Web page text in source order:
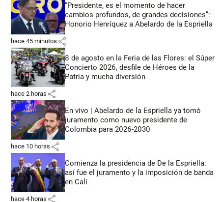
“Presidente, es el momento de hacer
cambios profundos, de grandes decisiones”:
Honorio Henríquez a Abelardo de la Espriella
hace 45 minutos share
8 de agosto en la Feria de las Flores: el Súper
Concierto 2026, desfile de Héroes de la
Patria y mucha diversión
hace 2 horas share
En vivo | Abelardo de la Espriella ya tomó
juramento como nuevo presidente de
Colombia para 2026-2030
hace 10 horas share
Comienza la presidencia de De la Espriella:
así fue el juramento y la imposición de banda
en Cali
hace 4 horas share